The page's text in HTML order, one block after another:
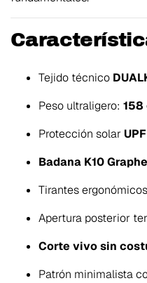
Tejido técnico
Peso ultraligero: 158
Protección solar
Badana K10
Tirantes
Apertura posterior
Corte vivo sin
Patrón minimalista